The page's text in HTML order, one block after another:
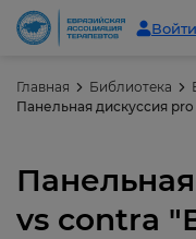
Войти
Главная Библиотека
vs contra